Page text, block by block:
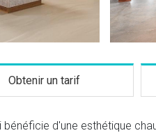
Obtenir un tarif
d'une esthétique